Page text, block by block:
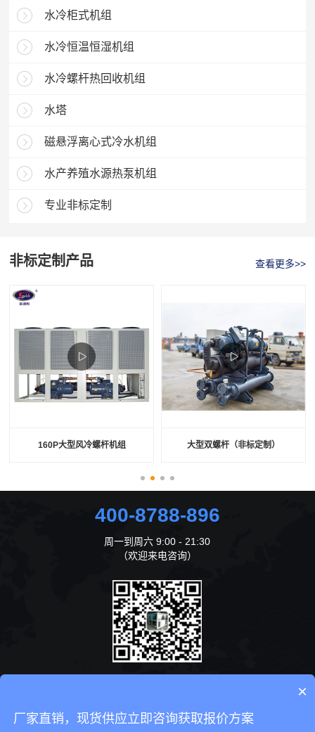
水冷柜式机组
水冷恒温恒湿机组
水冷螺杆热回收机组
水塔
磁悬浮离心式冷水机组
水产养殖水源热泵机组
专业非标定制
查看更多>>
非标定制产品
160P大型风冷螺杆机组 大型双螺杆（非标定制）
400-8788-896
周一到周六 9:00 - 21:30
（欢迎来电咨询）
×
厂家直销，现货供应立即咨询获取报价方案